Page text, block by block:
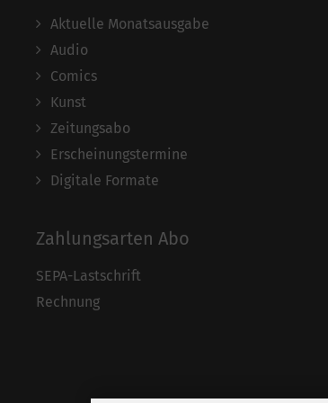
Aktuelle Monatsausgabe
Audio
Comics
Kunst
Zeitungsabo
Erscheinungstermine
Digitale Formate
Zahlungsarten Abo
SEPA-Lastschrift
Rechnung